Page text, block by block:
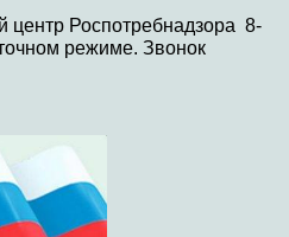
центр Роспотребнадзора 8-
режиме. Звонок